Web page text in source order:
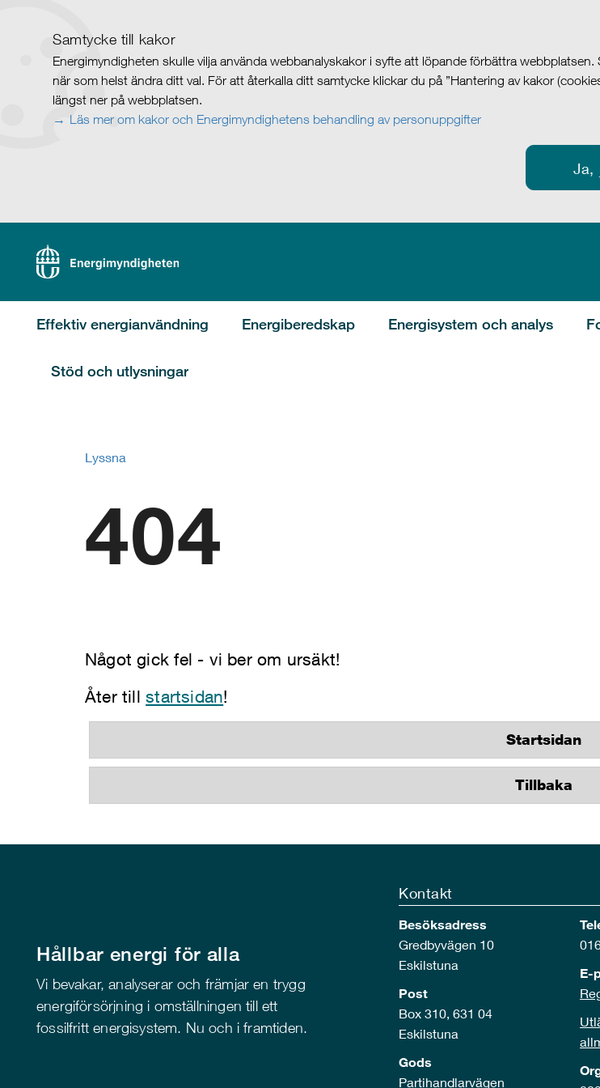
Samtycke till kakor
Energimyndigheten skulle vilja använda webbanalyskakor i syfte att löpande förbättra
när som helst ändra ditt val. För att återkalla ditt samtycke klickar du på ”Hantering av kakor
längst ner på webbplatsen.
Läs mer om kakor och Energimyndighetens behandling av personuppgifter
Ja,
Effektiv energianvändning Energiberedskap Energisystem och analys
Stöd och utlysningar
Lyssna
404
Något gick fel - vi ber om ursäkt!
Åter tillstartsidan!
Startsidan
Tillbaka
Hållbar energi för alla
Vi bevakar, analyserar och främjar en trygg
energiförsörjning i omställningen till ett
fossilfritt energisystem. Nu och i framtiden.
Kontakt
Besöksadress
Gredbyvägen 10
Eskilstuna
Post
Box 310, 631 04
Eskilstuna
Gods
Partihandlarvägen
E-